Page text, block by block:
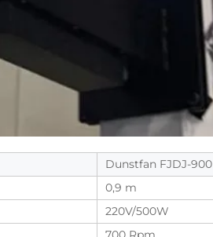
Dunstfan FJDJ-900
0,9 m
220V/500W